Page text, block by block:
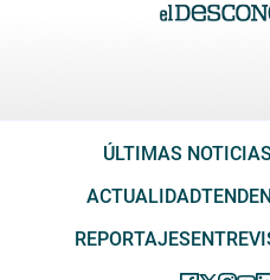
ÚLTIMAS NOTICIAS
ACTUALIDAD
REPORTAJES